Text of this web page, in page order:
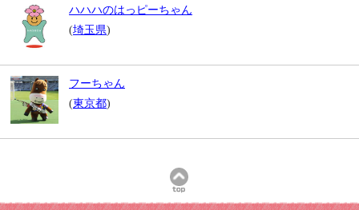
ハハハのはっピーちゃん
(埼玉県)
フーちゃん
(東京都)